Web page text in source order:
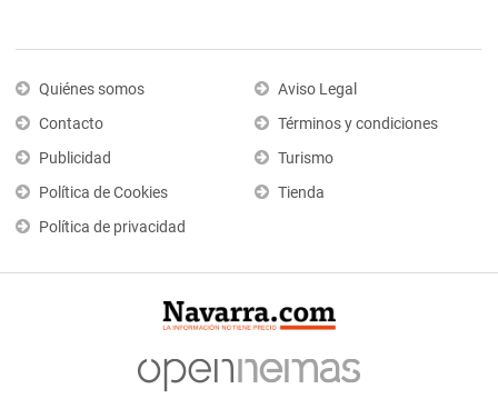
Quiénes somos
Contacto
Publicidad
Política de Cookies
Política de privacidad
Aviso Legal
Términos y condiciones
Turismo
Tienda